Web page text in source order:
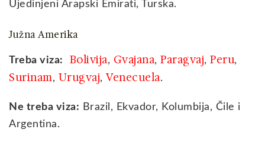
Ujedinjeni Arapski Emirati, Turska‎.
Južna Amerika
Treba viza: Bolivija, Gvajana, Paragvaj, Peru,
Surinam, Urugvaj, Venecuela.
Ne treba viza: Brazil, Ekvador, Kolumbija, Čile i
Argentina.